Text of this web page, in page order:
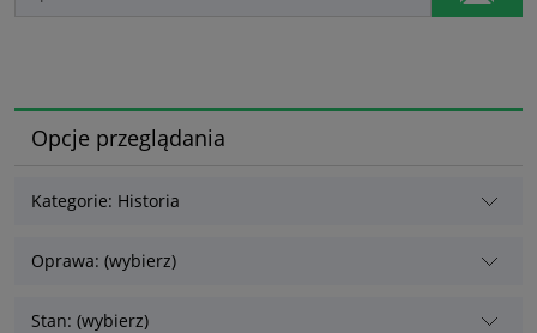
Opcje przeglądania
Kategorie: Historia
Oprawa: (wybierz)
Stan: (wybierz)